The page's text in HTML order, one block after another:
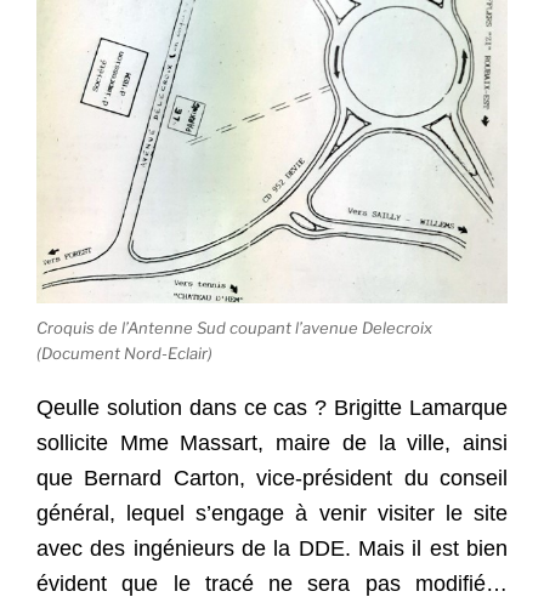
Croquis de l’Antenne Sud coupant l’avenue Delecroix
(Document Nord-Eclair)
Qeulle solution dans ce cas ? Brigitte Lamarque
sollicite Mme Massart, maire de la ville, ainsi
que Bernard Carton, vice-président du conseil
général, lequel s’engage à venir visiter le site
avec des ingénieurs de la DDE. Mais il est bien
évident que le tracé ne sera pas modifié…